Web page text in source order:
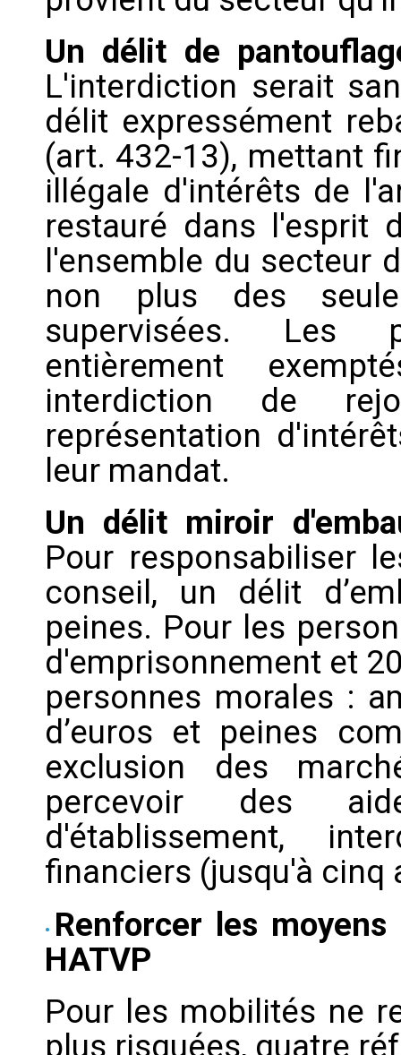
Un délit de
L'interdiction serait
délit expressément
(art. 432-13), mettant
illégale d'intérêts de
restauré dans l'esprit
l'ensemble du secteur
non plus des
supervisées. Les
entièrement
interdiction de
représentation
leur mandat.
Un délit miroir
Pour responsabiliser
conseil, un délit
peines. Pour les
d'emprisonnement et
personnes morales :
d’euros et peines
exclusion des
percevoir des
d'établissement,
financiers (jusqu'à cinq
Renforcer les
HATVP
Pour les mobilités ne
plus risquées, quatre